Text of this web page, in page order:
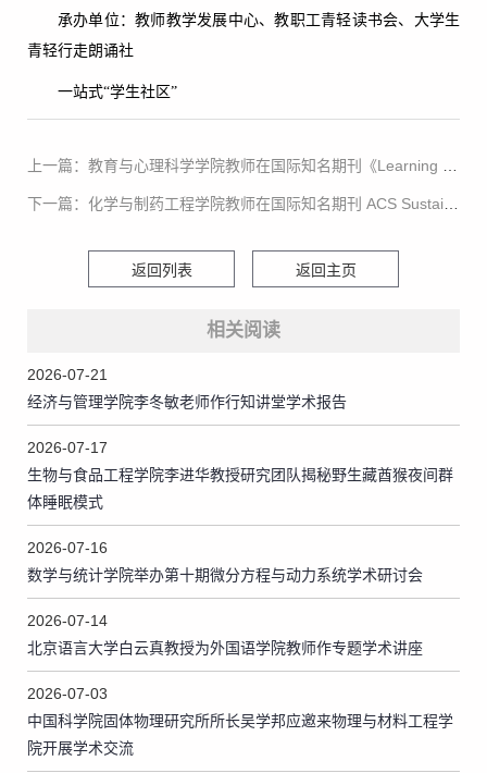
承办单位：教师教学发展中心、教职工青轻读书会、大学生
青轻行走朗诵社
一站式“学生社区”
返回列表 返回主页
相关阅读
2026-07-21
经济与管理学院李冬敏老师作行知讲堂学术报告
2026-07-17
生物与食品工程学院李进华教授研究团队揭秘野生藏酋猴夜间群
体睡眠模式
2026-07-16
数学与统计学院举办第十期微分方程与动力系统学术研讨会
2026-07-14
北京语言大学白云真教授为外国语学院教师作专题学术讲座
2026-07-03
中国科学院固体物理研究所所长吴学邦应邀来物理与材料工程学
院开展学术交流